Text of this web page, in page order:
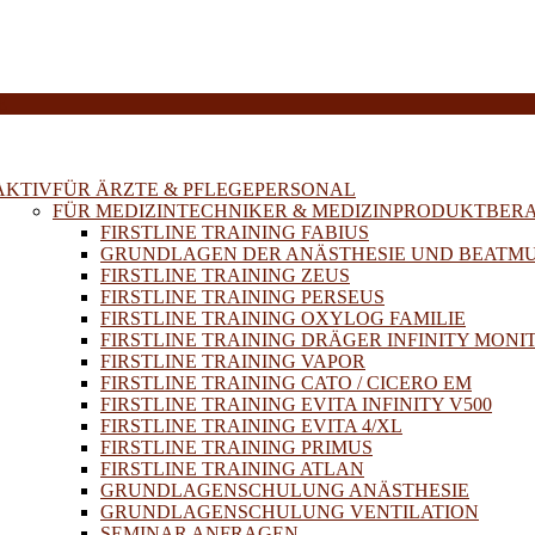
FÜR ÄRZTE & PFLEGEPERSONAL
FÜR MEDIZINTECHNIKER &
FIRSTLINE TRAINING FABIUS
GRUNDLAGEN DER ANÄSTHESIE UND
FIRSTLINE TRAINING ZEUS
FIRSTLINE TRAINING PERSEUS
FIRSTLINE TRAINING OXYLOG FAMILIE
FIRSTLINE TRAINING DRÄGER INFINITY
FIRSTLINE TRAINING VAPOR
FIRSTLINE TRAINING CATO / CICERO EM
FIRSTLINE TRAINING EVITA INFINITY V500
FIRSTLINE TRAINING EVITA 4/XL
FIRSTLINE TRAINING PRIMUS
FIRSTLINE TRAINING ATLAN
GRUNDLAGENSCHULUNG ANÄSTHESIE
GRUNDLAGENSCHULUNG VENTILATION